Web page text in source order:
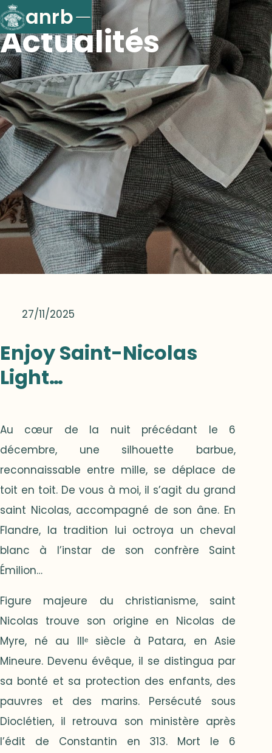
anrb
Actualités
27/11/2025
Enjoy Saint-Nicolas
Light…
Au cœur de la nuit précédant le 6
décembre, une silhouette barbue,
reconnaissable entre mille, se déplace de
toit en toit. De vous à moi, il s’agit du grand
saint Nicolas, accompagné de son âne. En
Flandre, la tradition lui octroya un cheval
blanc à l’instar de son confrère Saint
Émilion…
Figure majeure du christianisme, saint
Nicolas trouve son origine en Nicolas de
Myre, né au IIIᵉ siècle à Patara, en Asie
Mineure. Devenu évêque, il se distingua par
sa bonté et sa protection des enfants, des
pauvres et des marins. Persécuté sous
Dioclétien, il retrouva son ministère après
l’édit de Constantin en 313. Mort le 6